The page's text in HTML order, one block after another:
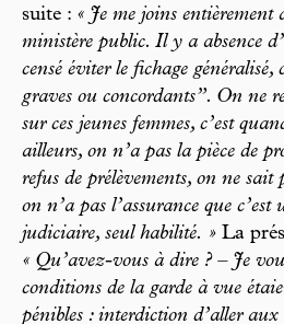
suite : « Je me joins
ministère public. Il y a absence
censé éviter le fichage généralisé,
graves ou concordants”. On ne
sur ces jeunes femmes, c’est
ailleurs, on n’a pas la pièce de
refus de prélèvements, on ne sait
on n’a pas l’assurance que
judiciaire, seul habilité. » La
« Qu’avez-vous à dire ? – Je
conditions de la garde à vue
pénibles : interdiction d’aller